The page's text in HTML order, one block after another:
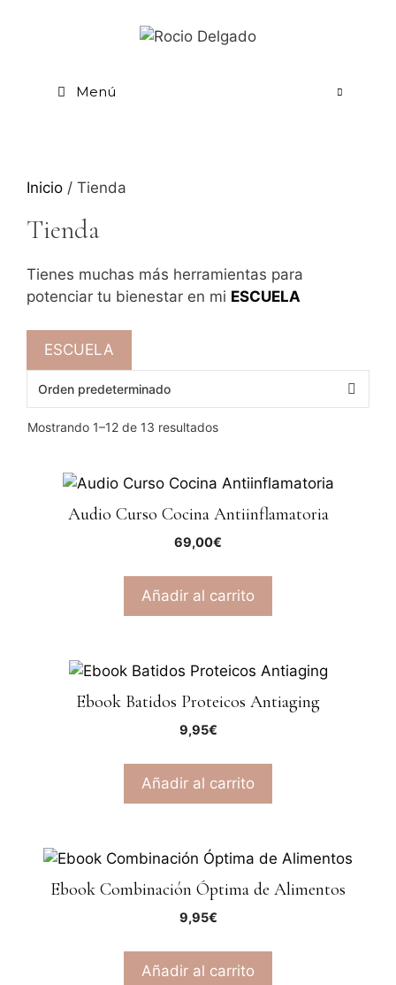
Menú
Inicio / Tienda
Tienda
Tienes muchas más herramientas para
potenciar tu bienestar en mi ESCUELA
ESCUELA
Mostrando 1–12 de 13 resultados
Audio Curso Cocina Antiinflamatoria
69,00€
Añadir al carrito
Ebook Batidos Proteicos Antiaging
9,95€
Añadir al carrito
Ebook Combinación Óptima de Alimentos
9,95€
Añadir al carrito